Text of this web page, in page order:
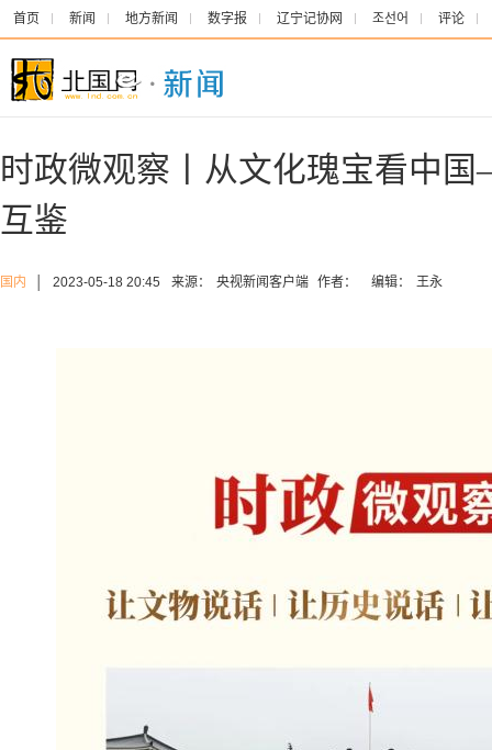
首页 新闻 地方新闻 数字报 辽宁记协网 조선어 评论
时政微观察丨从文化瑰宝看中
互鉴
国内 2023-05-18 20:45 来源： 央视新闻客户端 作者： 编辑： 王永